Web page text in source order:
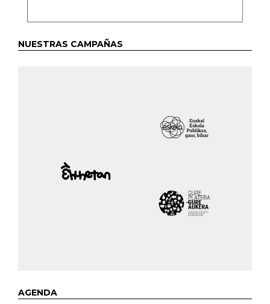
NUESTRAS CAMPAÑAS
AGENDA